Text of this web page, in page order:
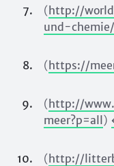
(http://
und-
(https://
(http://
meer?p=all)
(http://